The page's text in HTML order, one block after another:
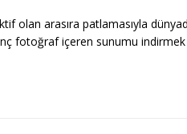
olan arasıra patlamasıyla
fotoğraf içeren sunumu